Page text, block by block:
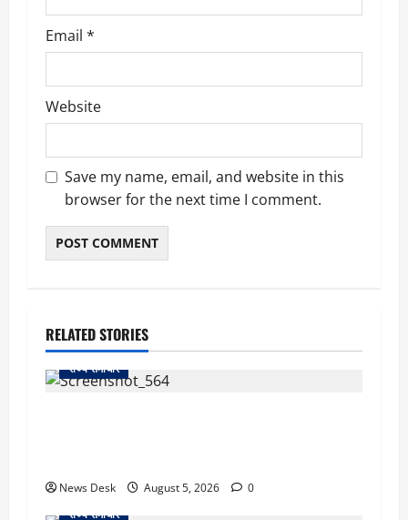
Email *
Website
Save my name, email, and website in this
browser for the next time I comment.
RELATED STORIES
राज्य समाचार
News Desk August 5, 2026
0
राज्य समाचार